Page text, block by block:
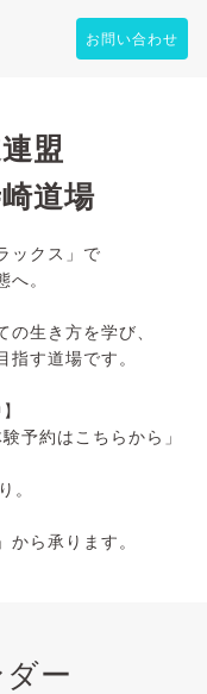
お問い合わせ
盟
道場
ックス」で
。
生き方を学び、
す道場です。
予約はこちらから」
。
ら承ります。
ー